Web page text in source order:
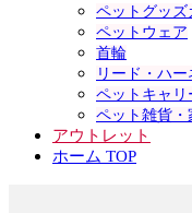
ペットグッズ
ペットウェア
首輪
リード・ハー
ペットキャリ
ペット雑貨・
アウトレット
ホーム TOP